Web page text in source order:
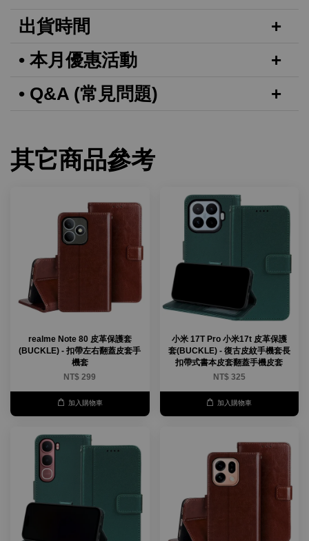
出貨時間
• 本月優惠活動
• Q&A (常見問題)
其它商品參考
realme Note 80 皮革保護套
(BUCKLE) - 扣帶左右翻蓋皮套手
機套
NT$ 299
加入購物車
小米 17T Pro 小米17t 皮革保護
套(BUCKLE) - 復古皮紋手機套長
扣帶式書本皮套翻蓋手機皮套
NT$ 325
加入購物車